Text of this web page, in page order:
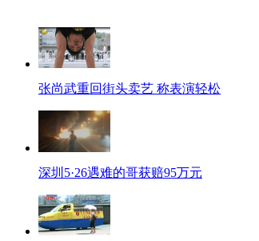
张尚武重回街头卖艺 称表演轻松
深圳5·26遇难的哥获赔95万元